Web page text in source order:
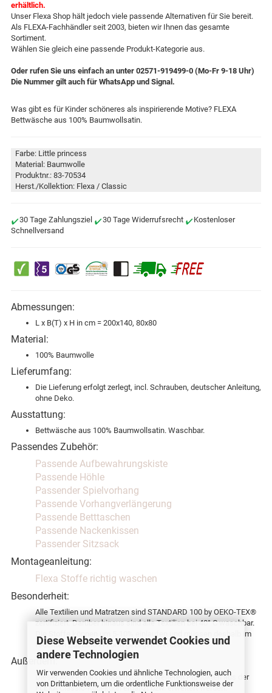
Diese Webseite verwendet Cookies und
andere Technologien
Wir verwenden Cookies und ähnliche Technologien, auch
von Drittanbietern, um die ordentliche Funktionsweise der
erhältlich.
Unser Flexa Shop hält jedoch viele passende Alternativen für Sie bereit.
Als FLEXA-Fachhändler seit 2003, bieten wir Ihnen das gesamte
Sortiment.
Wählen Sie gleich eine passende Produkt-Kategorie aus.
Oder rufen Sie uns einfach an unter 02571-919499-0 (Mo-Fr 9-18 Uhr)
Die Nummer gilt auch für WhatsApp und Signal.
Was gibt es für Kinder schöneres als inspirierende Motive? FLEXA
Bettwäsche aus 100% Baumwollsatin.
Farbe: Little princess
Material: Baumwolle
Produktnr.: 83-70534
Herst./Kollektion: Flexa / Classic
30 Tage Zahlungsziel 30 Tage Widerrufsrecht
Kostenloser
Schnellversand
Abmessungen:
L x B(T) x H in cm = 200x140, 80x80
Material:
100% Baumwolle
Lieferumfang:
Die Lieferung erfolgt zerlegt, incl. Schrauben, deutscher Anleitung,
ohne Deko.
Ausstattung:
Bettwäsche aus 100% Baumwollsatin. Waschbar.
Passendes Zubehör:
Passende Aufbewahrungskiste
Passende Höhle
Passender Spielvorhang
Passende Vorhangverlängerung
Passende Betttaschen
Passende Nackenkissen
Passender Sitzsack
Montageanleitung:
Flexa Stoffe richtig waschen
Besonderheit:
Alle Textilien und Matratzen sind STANDARD 100 by OEKO-TEX®
zertifiziert. Darüber hinaus sind alle Textilien bei 40° C waschbar.
Die Stoffe können um 5-10% einlaufen und müssen deshalb im
feuchten Zustand in Form gezogen werden.
Außerdem:
Dieser Artikel kann problemlos mit weiteren Produkten aus der
FLEXA Classic-Kollektion ergänzt bzw. erweitert werden.